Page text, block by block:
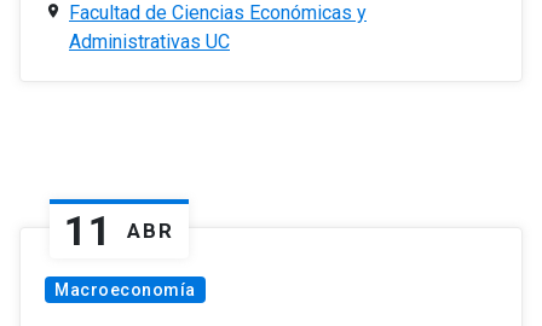
Facultad de Ciencias Económicas y
Administrativas UC
11 ABR
Macroeconomía